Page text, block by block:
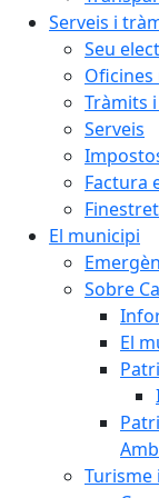
Serveis i
Seu
Tràmits
Serveis
Factura
El municipi
Sobre
El
Turisme